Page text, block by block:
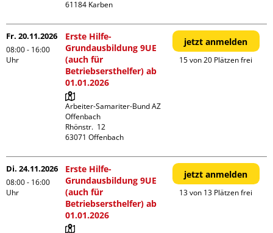
Fr. 20.11.2026
08:00 - 16:00
Uhr
Erste Hilfe-
Grundausbildung 9UE
(auch für
Betriebsersthelfer) ab
01.01.2026
Arbeiter-Samariter-Bund AZ
Offenbach
Rhönstr.  12
jetzt anmelden
15 von 20 Plätzen frei
Di. 24.11.2026
08:00 - 16:00
Uhr
Erste Hilfe-
Grundausbildung 9UE
(auch für
Betriebsersthelfer) ab
01.01.2026
jetzt anmelden
13 von 13 Plätzen frei